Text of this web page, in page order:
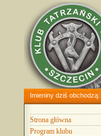
Imieniny dziś obchodzą:
Strona główna
Program klubu